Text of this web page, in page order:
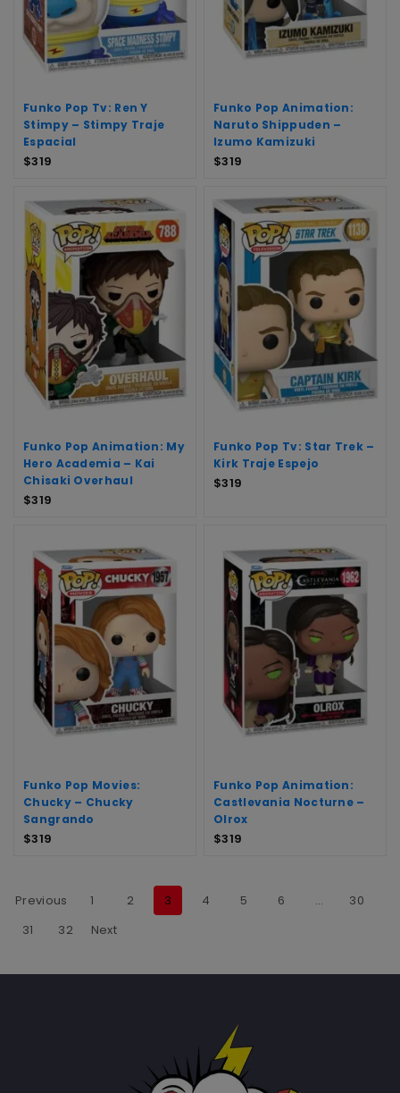
Funko Pop Tv: Ren Y
Stimpy – Stimpy Traje
Espacial
$319
Funko Pop Animation:
Naruto Shippuden –
Izumo Kamizuki
$319
Funko Pop Animation: My
Hero Academia – Kai
Chisaki Overhaul
$319
Funko Pop Tv: Star Trek –
Kirk Traje Espejo
$319
Funko Pop Movies:
Chucky – Chucky
Sangrando
$319
Funko Pop Animation:
Castlevania Nocturne –
Olrox
$319
Previous 1 2 3 4 5 6 …
30
31
32 Next